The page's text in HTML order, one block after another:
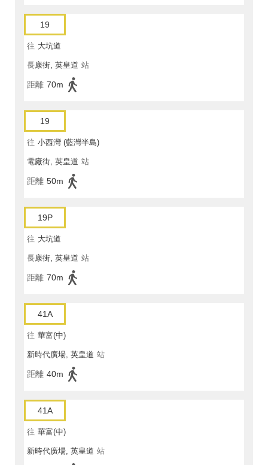
19
往 大坑道
長康街, 英皇道 站
距離 70m
19
往 小西灣 (藍灣半島)
電廠街, 英皇道 站
距離 50m
19P
往 大坑道
長康街, 英皇道 站
距離 70m
41A
往 華富(中)
新時代廣場, 英皇道 站
距離 40m
41A
往 華富(中)
新時代廣場, 英皇道 站